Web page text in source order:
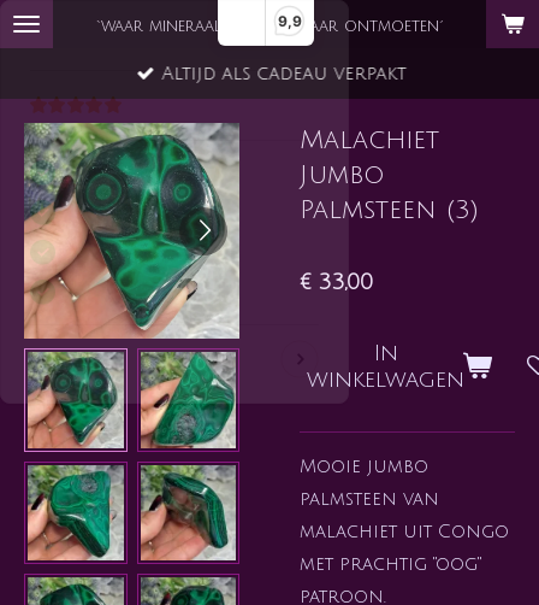
9,9
Ga
de
hoofdinhoud
`waar mineraal en ziel elkaar ontmoeten´
Altijd als cadeau verpakt
Malachiet
Jumbo
Palmsteen (3)
€ 33,00
In
winkelwagen
Mooie jumbo
palmsteen van
malachiet uit Congo
met prachtig "oog"
patroon.